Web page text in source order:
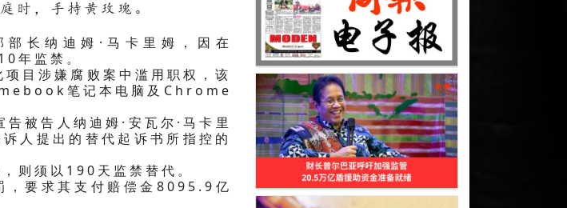
时，手持黄玫瑰。
长纳迪姆·马卡里姆，因在
年监禁。
目涉嫌腐败案中滥用职权，该
笔记本电脑及Chrome
被告人纳迪姆·安瓦尔·马卡里
人提出的替代起诉书所指控的
则须以190天监禁替代。
，要求其支付赔偿金8095.9亿